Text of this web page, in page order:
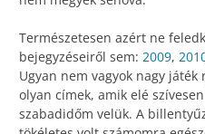
Természetesen azért ne
bejegyzéseiről sem: 2009,
Ugyan nem vagyok nagy
olyan címek, amik elé
szabadidőm velük. A